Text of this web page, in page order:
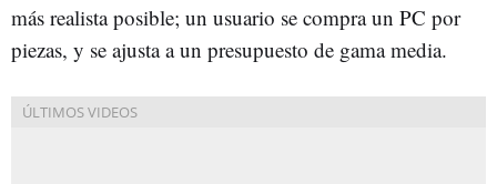
más realista posible; un usuario se compra un PC por
piezas, y se ajusta a un presupuesto de gama media.